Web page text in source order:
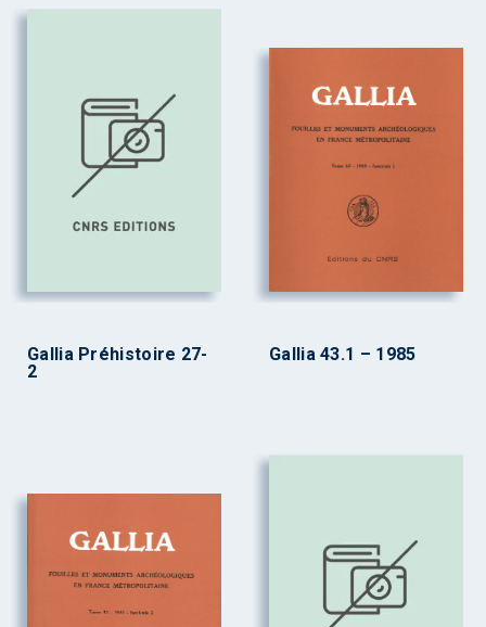
Gallia Préhistoire 27-
2
Gallia 43.1 – 1985